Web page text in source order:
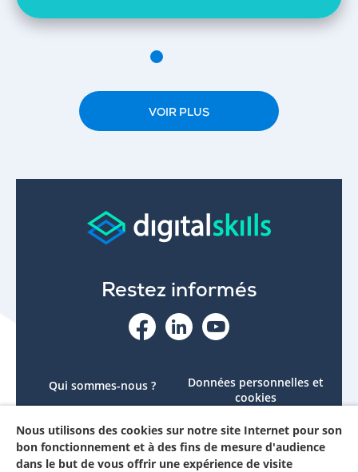
VOIR PLUS
Restez informés
Qui sommes-nous ?
Le projet
Contactez-nous
Mon compte
Données personnelles et
cookies
Accessibilité : non
conforme
Mentions légales
Nous utilisons des cookies sur notre site Internet pour son
bon fonctionnement et à des fins de mesure d'audience
dans le but de vous offrir une expérience de visite